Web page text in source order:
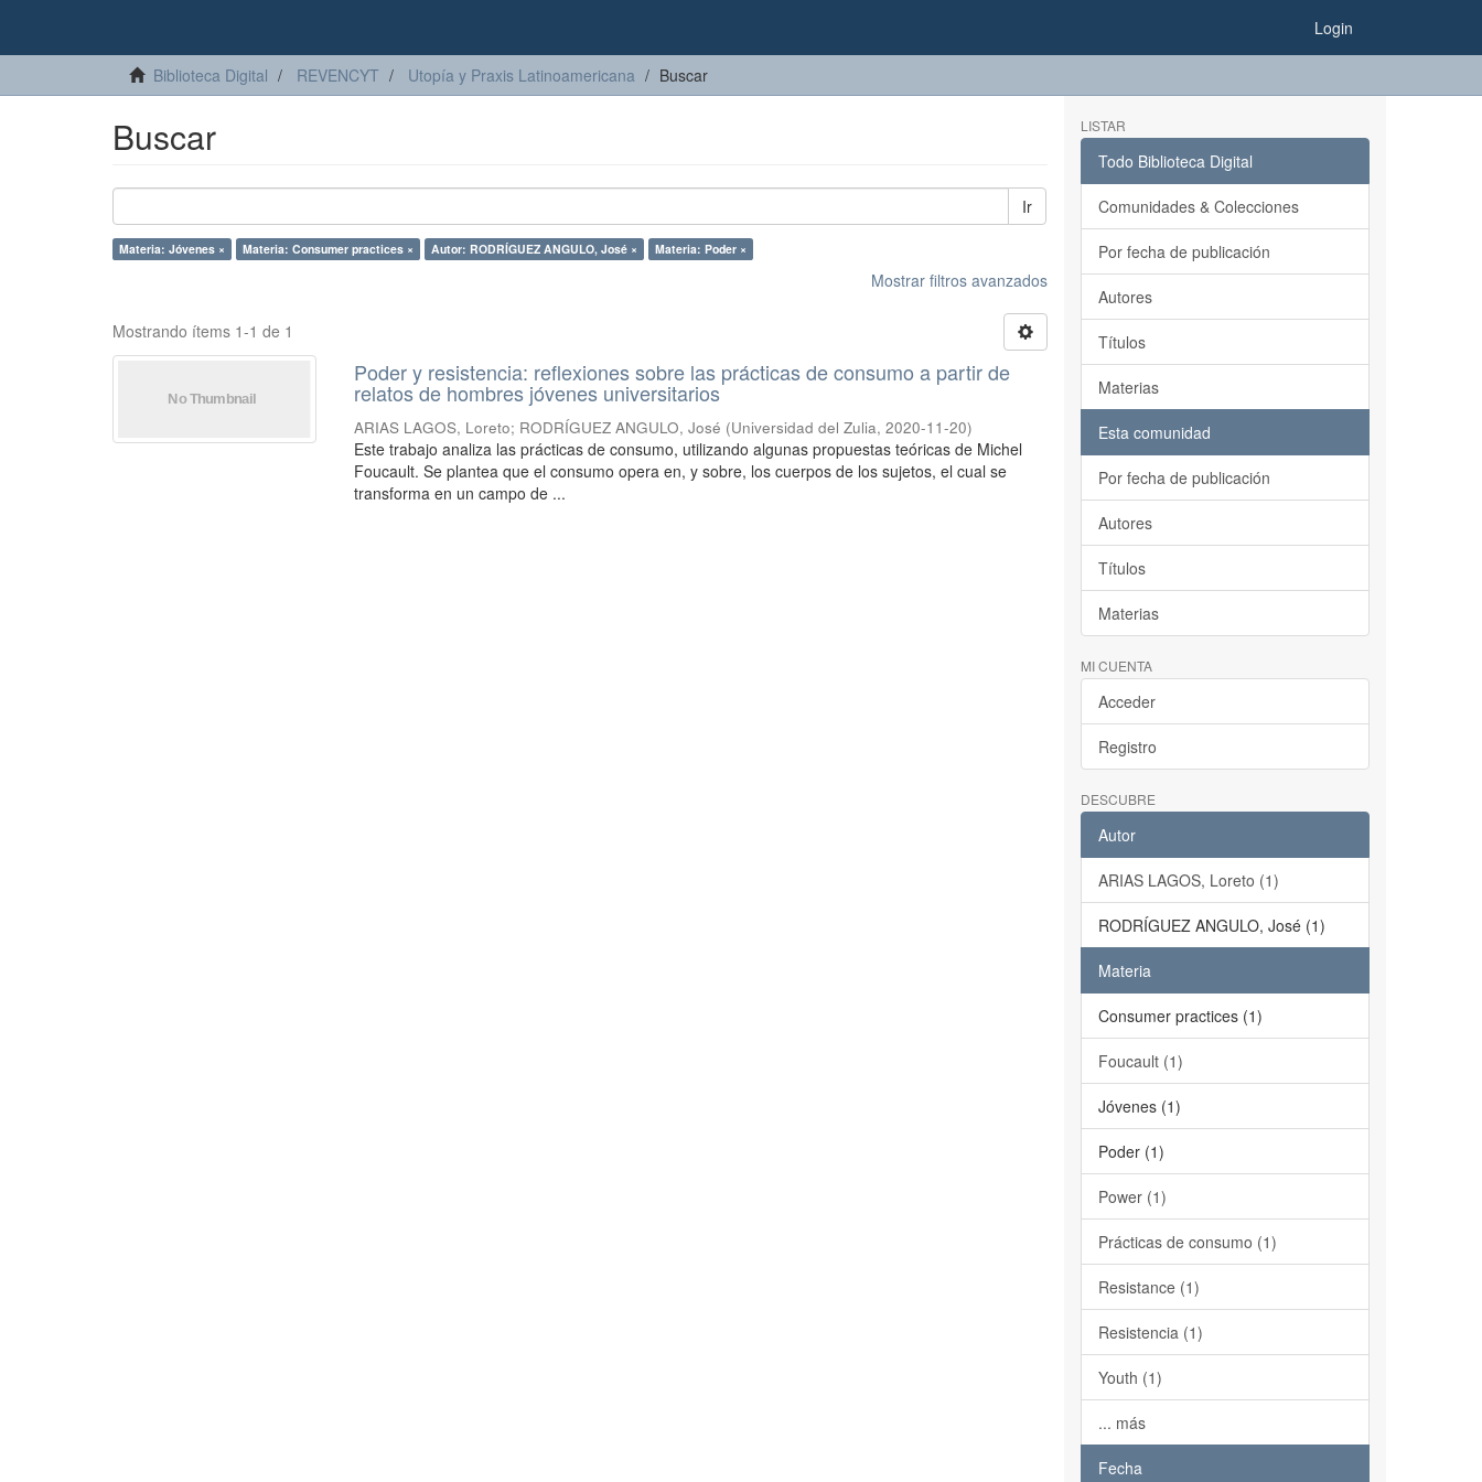
Login
Biblioteca Digital REVENCYT Utopía y Praxis Latinoamericana Buscar
Buscar
Ir
Materia: Jóvenes × Materia: Consumer practices × Autor: RODRÍGUEZ ANGULO, José × Materia: Poder ×
Mostrar filtros avanzados
Mostrando ítems 1-1 de 1
Poder y resistencia: reflexiones sobre las prácticas de consumo a partir de
relatos de hombres jóvenes universitarios
ARIAS LAGOS, Loreto; RODRÍGUEZ ANGULO, José (Universidad del Zulia,2020-11-20)
Este trabajo analiza las prácticas de consumo, utilizando algunas propuestas teóricas de Michel
Foucault. Se plantea que el consumo opera en, y sobre, los cuerpos de los sujetos, el cual se
transforma en un campo de ...
LISTAR
Todo Biblioteca Digital
Comunidades & Colecciones
Por fecha de publicación
Autores
Títulos
Materias
Esta comunidad
Por fecha de publicación
Autores
Títulos
Materias
MI CUENTA
Acceder
Registro
DESCUBRE
Autor
ARIAS LAGOS, Loreto (1)
RODRÍGUEZ ANGULO, José (1)
Materia
Consumer practices (1)
Foucault (1)
Jóvenes (1)
Poder (1)
Power (1)
Prácticas de consumo (1)
Resistance (1)
Resistencia (1)
Youth (1)
... más
Fecha